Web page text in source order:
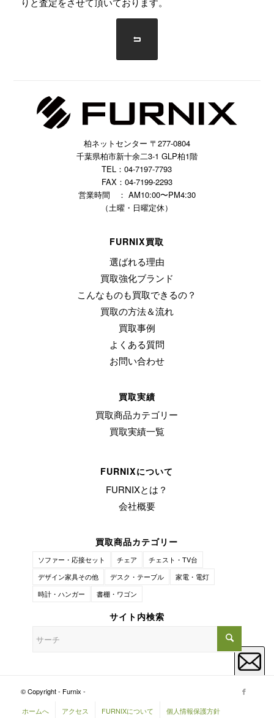
柏ネットセンター 〒277-0804
千葉県柏市新十余二3-1 GLP柏1階
TEL：04-7197-7793
FAX：04-7199-2293
営業時間 ： AM10:00〜PM4:30
（土曜・日曜定休）
FURNIX買取
選ばれる理由
買取強化ブランド
こんなものも買取できるの？
買取の方法＆流れ
買取事例
よくある質問
お問い合わせ
買取実績
買取商品カテゴリー
買取実績一覧
FURNIXについて
FURNIXとは？
会社概要
買取商品カテゴリー
ソファー・応接セット チェア
チェスト・TV台
デザイン家具その他
デスク・テーブル
家電・電灯
時計・ハンガー
書棚・ワゴン
サイト内検索
© Copyright - Furnix -
ホームへ
アクセス FURNIXについて 個人情報保護方針